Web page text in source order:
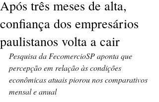
Após três meses de alta,
confiança dos empresários
paulistanos volta a cair
Pesquisa da FecomercioSP aponta que
percepção em relação às condições
econômicas atuais piorou nos comparativos
mensal e anual